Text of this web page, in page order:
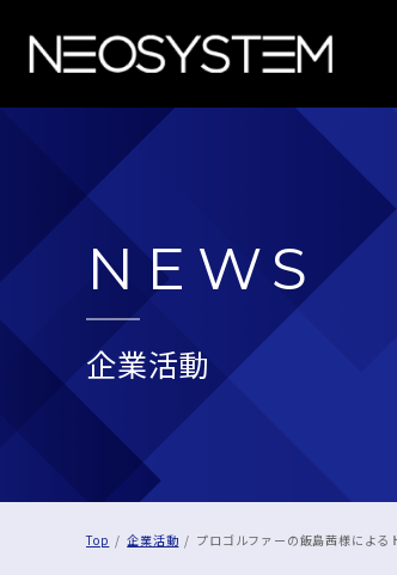
NEWS
企業活動
Top 企業活動 プロゴルファーの飯島茜様による